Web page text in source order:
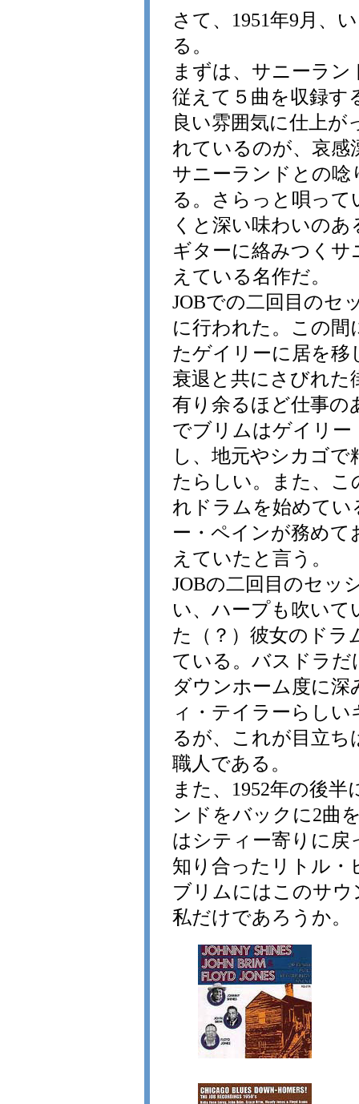
さて、1951年9月、
る。
まずは、サニーラ
従えて５曲を収録す
良い雰囲気に仕上が
れているのが、哀感
サニーランドとの唸
る。さらっと唄っ
くと深い味わいの
ギターに絡みつく
えている名作だ。
JOBでの二回目のセ
に行われた。この
たゲイリーに居を移
衰退と共にさびれた
有り余るほど仕事の
でブリムはゲイリ
し、地元やシカゴ
たらしい。また、
れドラムを始めてい
ー・ペインが務めて
えていたと言う。
JOBの二回目のセッ
い、ハープも吹いて
た（？）彼女のドラ
ている。バスドラ
ダウンホーム度に
ィ・テイラーらし
るが、これが目立
職人である。
また、1952年の後
ンドをバックに2曲
はシティー寄りに
知り合ったリトル
ブリムにはこのサ
私だけであろうか。